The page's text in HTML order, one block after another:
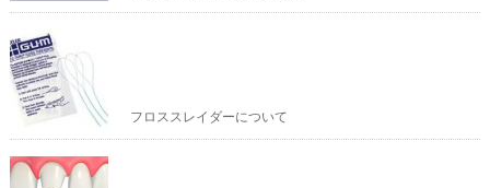
フロススレイダーについて